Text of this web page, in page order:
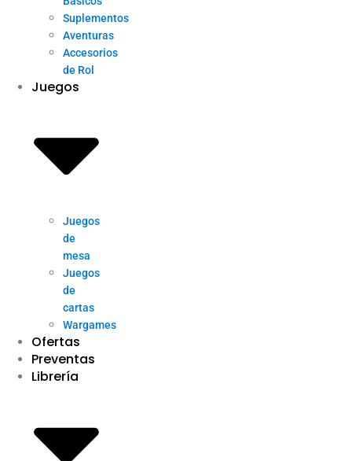
Suplementos
Aventuras
Accesorios
de Rol
Juegos
Juegos
de
mesa
Juegos
de
cartas
Wargames
Ofertas
Preventas
Librería